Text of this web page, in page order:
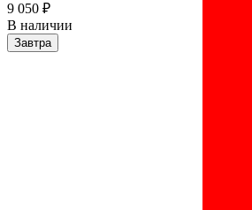
9 050 ₽
В наличии
Завтра